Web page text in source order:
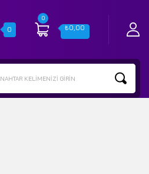
0
0
₺0,00
KELIMENIZI GIRIN